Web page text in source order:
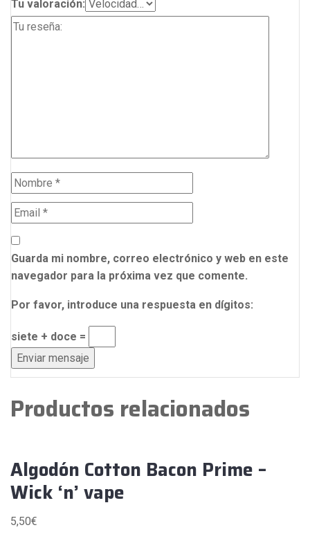
Tu valoración:
Guarda mi nombre, correo electrónico y web en este
navegador para la próxima vez que comente.
Por favor, introduce una respuesta en dígitos:
siete + doce =
Productos relacionados
Algodón Cotton Bacon Prime –
Wick ‘n’ vape
5,50€